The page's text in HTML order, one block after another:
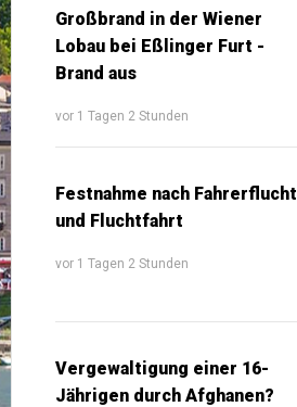
Großbrand in der Wiener
Lobau bei Eßlinger Furt -
Brand aus
vor 1 Tagen 2 Stunden
Festnahme nach Fahrerflucht
und Fluchtfahrt
vor 1 Tagen 2 Stunden
Vergewaltigung einer 16-
Jährigen durch Afghanen?